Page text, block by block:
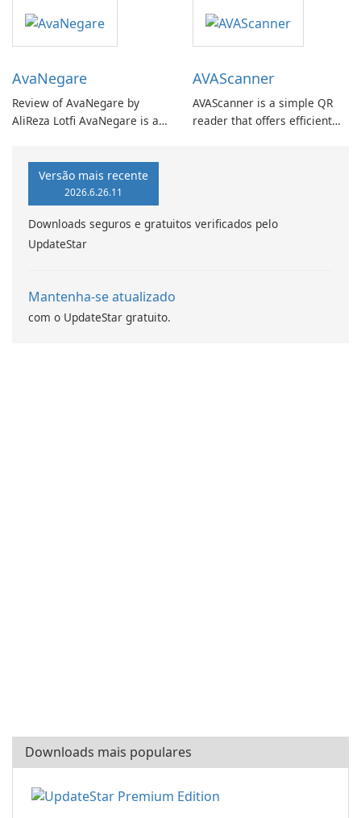
listeners to easily access and
enjoy broadcasts at their
their location.
Myanmar and internationally.
AvaNegare
Review of AvaNegare by
AliReza Lotfi AvaNegare is an
AliReza Lotfi, designed
primarily for music
composition and production.
AVAScanner
AVAScanner is a simple QR
reader that offers efficient
favorite sounds and create
Versão mais recente
2026.6.26.11
Downloads seguros e gratuitos verificados pelo
UpdateStar
Mantenha-se atualizado
com o UpdateStar gratuito.
Downloads mais populares